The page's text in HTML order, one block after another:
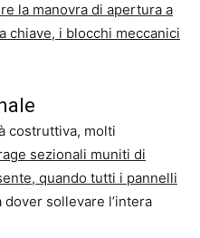
la manovra di apertura a
chiave, i blocchi meccanici
costruttiva, molti
sezionali muniti di
quando tutti i pannelli
dover sollevare l’intera